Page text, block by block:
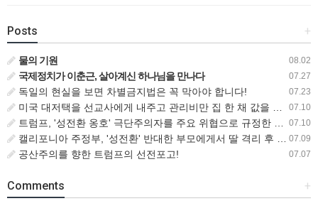
+
Posts
08.02
물의 기원
07.27
국제정치가 이춘근, 살아계신 하나님을 만나다
07.23
독일의 현실을 보면 차별금지법은 꼭 막아야 합니다!
07.10
미국 대저택을 선교사에게 내주고 관리비만 집 한 채 값을 내는 비즈니스맨
07.10
트럼프, '성전환 옹호' 극단주의자를 주요 위협으로 규정한 새로운 대테러 전략 서명
07.09
캘리포니아 주정부, '성전환' 반대한 부모에게서 딸 격리 후 입양 절차 밟아
07.07
공산주의를 향한 트럼프의 선전포고!
+
Comments